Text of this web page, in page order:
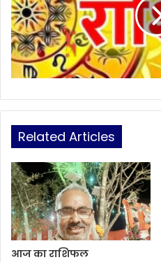
Related Articles
आज का राशिफल